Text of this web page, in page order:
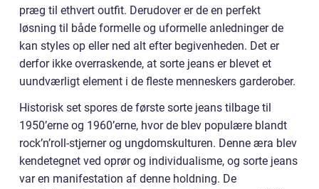
præg til ethvert outfit. Derudover er de en perfekt
løsning til både formelle og uformelle anledninger de
kan styles op eller ned alt efter begivenheden. Det er
derfor ikke overraskende, at sorte jeans er blevet et
uundværligt element i de fleste menneskers garderober.
Historisk set spores de første sorte jeans tilbage til
1950’erne og 1960’erne, hvor de blev populære blandt
rock’n’roll-stjerner og ungdomskulturen. Denne æra blev
kendetegnet ved oprør og individualisme, og sorte jeans
var en manifestation af denne holdning. De